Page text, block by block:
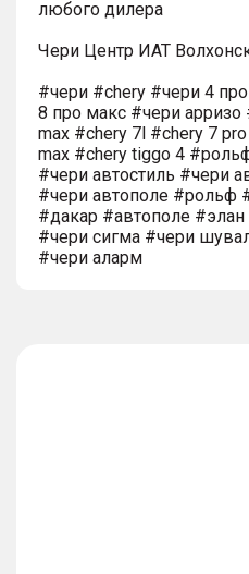
любого дилера
Чери Центр ИАТ
#чери #chery #чери 4
8 про макс #чери
max #chery 7l #chery 7
max #chery tiggo 4
#чери автостиль #чери
#чери автополе #рольф
#дакар #автополе
#чери сигма #чери
#чери аларм